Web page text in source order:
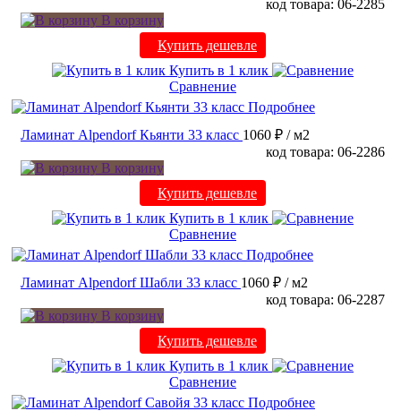
код товара: 06-2285
В корзину
Купить дешевле
Купить в 1 клик
Сравнение
Подробнее
Ламинат Alpendorf Кьянти 33 класс 1060 ₽ / м2
код товара: 06-2286
В корзину
Купить дешевле
Купить в 1 клик
Сравнение
Подробнее
Ламинат Alpendorf Шабли 33 класс 1060 ₽ / м2
код товара: 06-2287
В корзину
Купить дешевле
Купить в 1 клик
Сравнение
Подробнее